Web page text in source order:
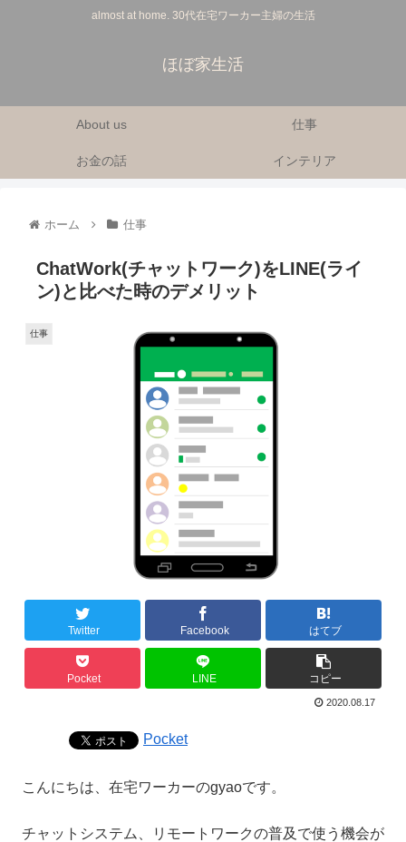
almost at home. 30代在宅ワーカー主婦の生活
ほぼ家生活
About us 仕事
お金の話 インテリア
ホーム 仕事
ChatWork(チャットワーク)をLINE(ライ
ン)と比べた時のデメリット
仕事
Twitter Facebook はてブ
Pocket LINE コピー
2020.08.17
Pocket
こんにちは、在宅ワーカーのgyaoです。
チャットシステム、リモートワークの普及で使う機会が